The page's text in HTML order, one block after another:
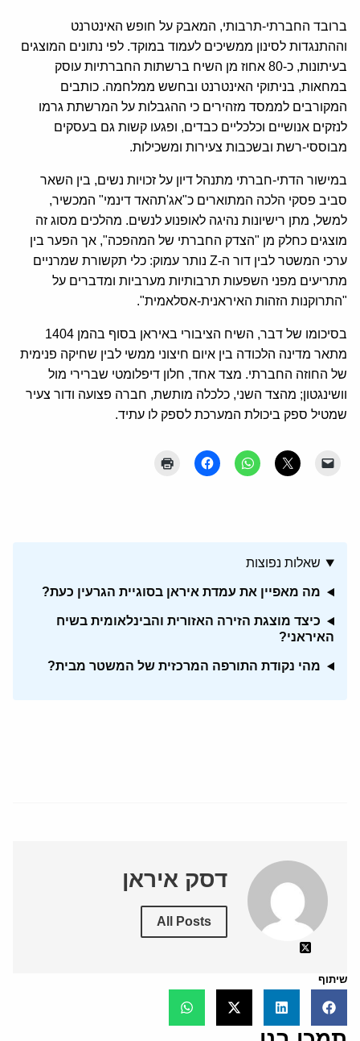
ברובד החברתי-תרבותי, המאבק על חופש האינטרנט
וההתנגדות לסינון ממשיכים לעמוד במוקד. לפי נתונים המוצגים
בעיתונות, כ-80 אחוז מן השיח ברשתות החברתיות עוסק
במחאות, בניתוקי האינטרנט ובחשש ממלחמה. כותבים
המקורבים לממסד מזהירים כי ההגבלות על המרשתת גרמו
לנזקים אנושיים וכלכליים כבדים, ופגעו קשות גם בעסקים
מבוססי-רשת ובשכבות צעירות ומשכילות.
במישור הדתי-חברתי מתנהל דיון על זכויות נשים, בין השאר
סביב פסקי הלכה המתוארים כ"אג'תהאד דינמי" המכשיר,
למשל, מתן רישיונות נהיגה לאופנוע לנשים. מהלכים מסוג זה
מוצגים כחלק מן "הצדק החברתי של המהפכה", אך הפער בין
ערכי המשטר לבין דור ה-Z נותר עמוק: כלי תקשורת שמרניים
מתריעים מפני השפעות תרבותיות מערביות ומדברים על
"התרוקנות הזהות האיראנית-אסלאמית".
בסיכומו של דבר, השיח הציבורי באיראן בסוף בהמן 1404
מתאר מדינה הלכודה בין איום חיצוני ממשי לבין שחיקה פנימית
של החוזה החברתי. מצד אחד, חלון דיפלומטי שברירי מול
וושינגטון; מהצד השני, כלכלה מותשת, חברה פצועה ודור צעיר
שמטיל ספק ביכולת המערכת לספק לו עתיד.
שאלות נפוצות
מה מאפיין את עמדת איראן בסוגיית הגרעין כעת?
כיצד מוצגת הזירה האזורית והבינלאומית בשיח
האיראני?
מהי נקודת התורפה המרכזית של המשטר מבית?
דסק איראן
All Posts
שיתוף